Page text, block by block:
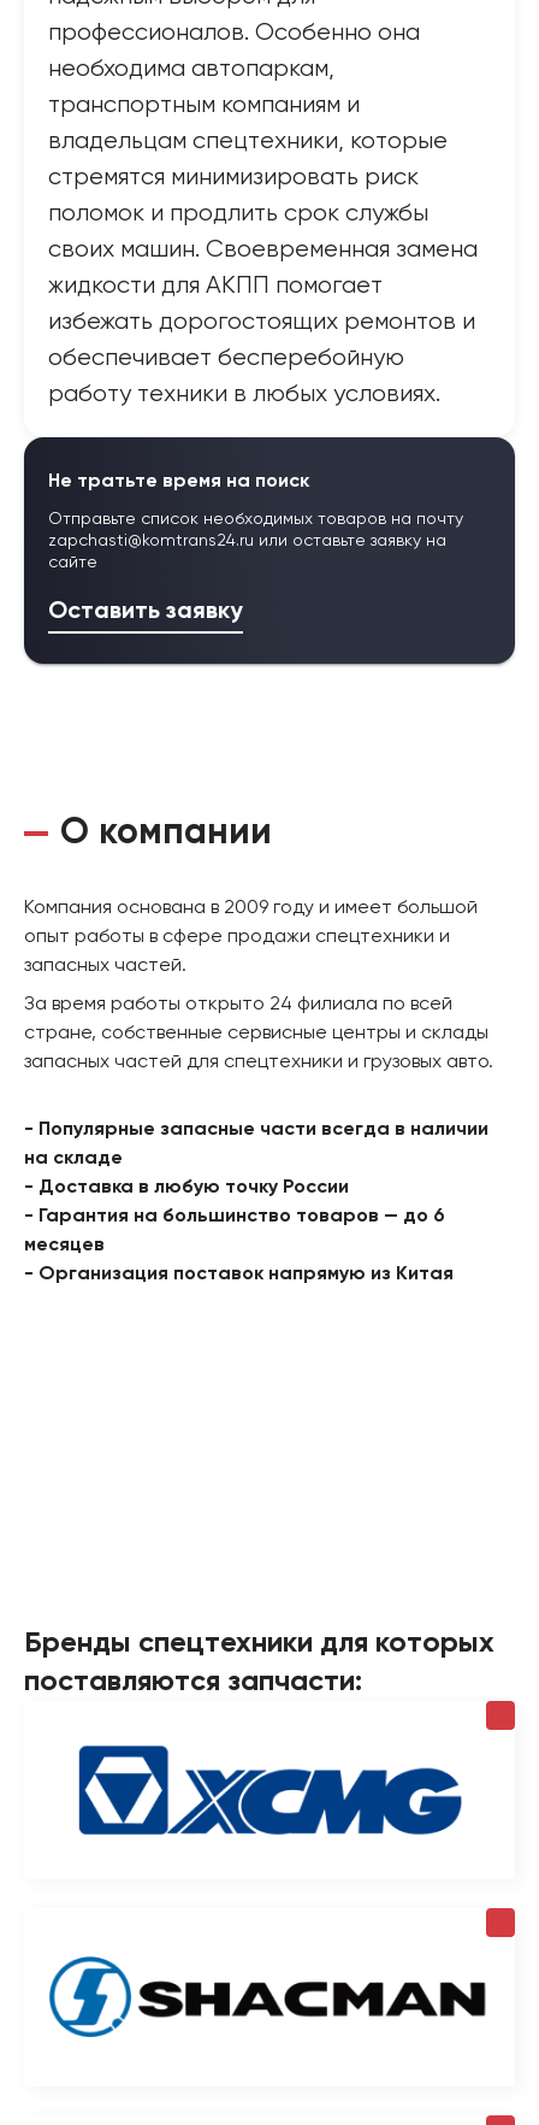
профессионалов. Особенно она
необходима автопаркам,
транспортным компаниям и
владельцам спецтехники, которые
стремятся минимизировать риск
поломок и продлить срок службы
своих машин. Своевременная замена
жидкости для АКПП помогает
избежать дорогостоящих ремонтов и
обеспечивает бесперебойную
работу техники в любых условиях.
Не тратьте время на поиск
Отправьте список необходимых товаров на почту
zapchasti@komtrans24.ru или оставьте заявку на
сайте
Оставить заявку
О компании
Компания основана в 2009 году и имеет большой
опыт работы в сфере продажи спецтехники и
запасных частей.
За время работы открыто 24 филиала по всей
стране, собственные сервисные центры и склады
запасных частей для спецтехники и грузовых авто.
- Популярные запасные части всегда в наличии
на складе
- Доставка в любую точку России
- Гарантия на большинство товаров — до 6
месяцев
- Организация поставок напрямую из Китая
Бренды спецтехники для которых
поставляются запчасти: